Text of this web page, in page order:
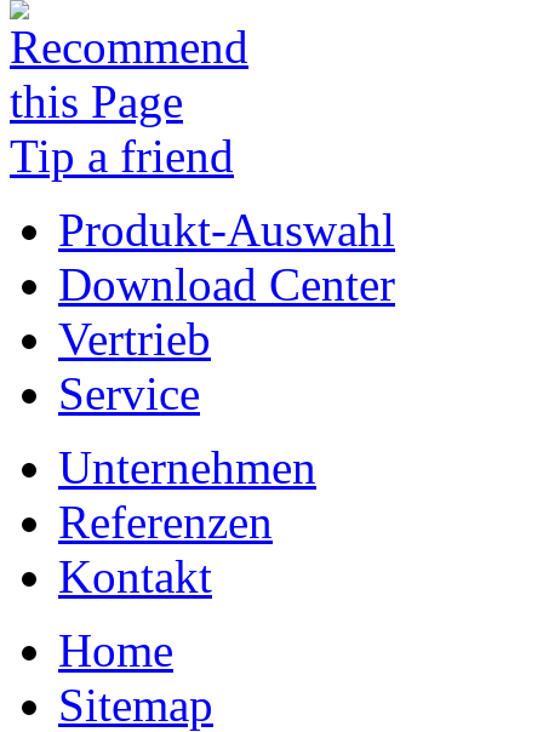
Tip a friend
Produkt-Auswahl
Download Center
Vertrieb
Service
Unternehmen
Referenzen
Kontakt
Home
Sitemap